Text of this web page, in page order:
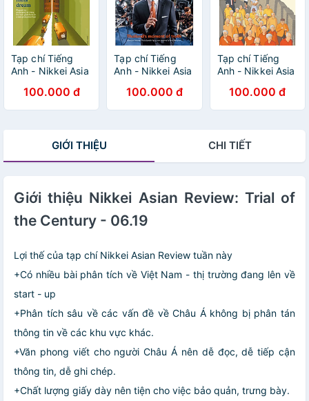
Tạp chí Tiếng
Anh - Nikkei Asia
INSIDE APPLE’S
INDIA DREAM
100.000 đ
Tạp chí Tiếng
Anh - Nikkei Asia
THAILAND'S
MOMENT OF
100.000 đ
Tạp chí Tiếng
Anh - Nikkei Asia
CHINA'S
DEMOGRAPHIC
nước ngoài, nhập
100.000 đ
GIỚI THIỆU CHI TIẾT
Giới thiệu Nikkei Asian Review: Trial of
the Century - 06.19
Lợi thế của tạp chí Nikkei Asian Review tuần này
+Có nhiều bài phân tích về Việt Nam - thị trường đang lên về
start - up
+Phân tích sâu về các vấn đề về Châu Á không bị phân tán
thông tin về các khu vực khác.
+Văn phong viết cho người Châu Á nên dễ đọc, dễ tiếp cận
thông tin, dễ ghi chép.
+Chất lượng giấy dày nên tiện cho việc bảo quản, trưng bày.